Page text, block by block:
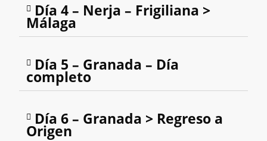
Día 4 – Nerja – Frigiliana >
Málaga
Día 5 – Granada – Día
completo
Día 6 – Granada > Regreso a
Origen